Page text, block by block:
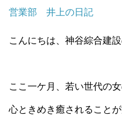
営業部 井上の日記
こんにちは、神谷綜合建設
ここ一ケ月、若い世代の
心ときめき癒されることが